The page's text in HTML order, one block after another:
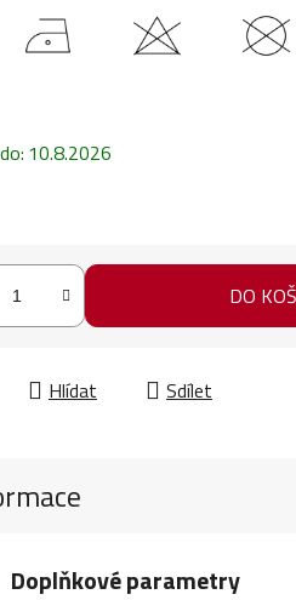
10.8.2026
DO
Hlídat Sdílet
Doplňkové parametry